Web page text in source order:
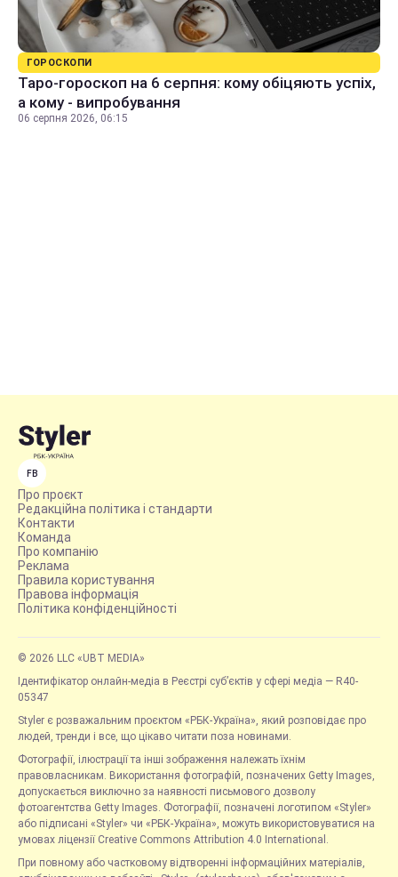
ГОРОСКОПИ
Таро-гороскоп на 6 серпня: кому обіцяють успіх,
а кому - випробування
06 серпня 2026, 06:15
FB
Про проєкт
Редакційна політика і стандарти
Контакти
Команда
Про компанію
Реклама
Правила користування
Правова інформація
Політика конфіденційності
© 2026 LLC «UBT MEDIA»
Ідентифікатор онлайн-медіа в Реєстрі суб’єктів у сфері медіа — R40-
05347
Styler є розважальним проєктом «РБК-Україна», який розповідає про
людей, тренди і все, що цікаво читати поза новинами.
Фотографії, ілюстрації та інші зображення належать їхнім
правовласникам. Використання фотографій, позначених Getty Images,
допускається виключно за наявності письмового дозволу
фотоагентства Getty Images. Фотографії, позначені логотипом «Styler»
або підписані «Styler» чи «РБК-Україна», можуть використовуватися на
умовах ліцензії Creative Commons Attribution 4.0 International.
При повному або частковому відтворенні інформаційних матеріалів,